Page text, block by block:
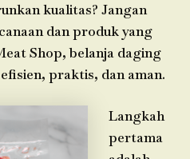
kualitas? Jangan
dan produk yang
Shop, belanja daging
praktis, dan aman.
Langkah
pertama